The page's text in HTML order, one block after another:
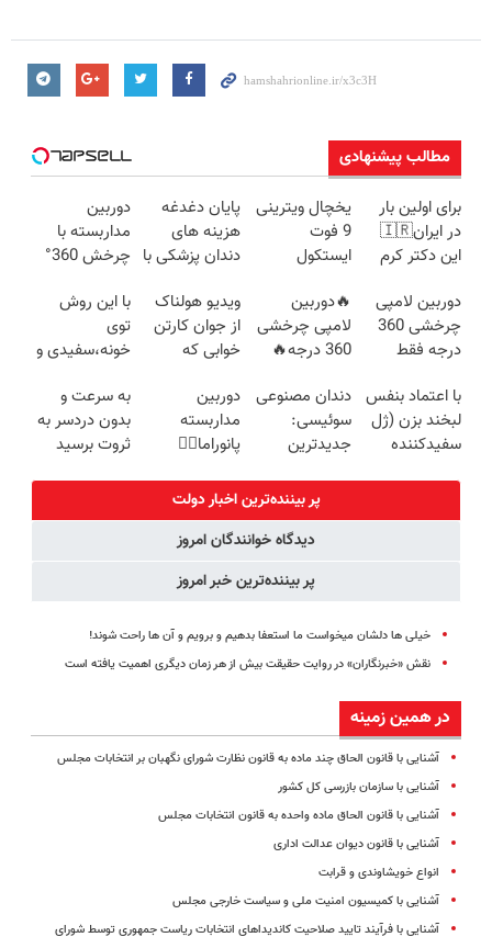
مطالب پیشنهادی
برای اولین بار
در ایران🇮🇷
این دکتر کرم
روزه ساخت!
یخچال ویترینی
9 فوت
ایستکول
پایان دغدغه
هزینه های
دندان پزشکی با
کننده خانگی
دوربین
مداربسته با
چرخش 360°
(ضمانت
تعویض +
پرداخت درب
دوربین لامپی
چرخشی 360
درجه فقط
🔥 پرداخت
درب منزل
🔥دوربین
لامپی چرخشی
360 درجه🔥
منزل + گارانتی
تعویض
ویدیو هولناک
از جوان کارتن
خوابی که
آموزش رایگان
با این روش
توی
خونه،سفیدی و
برگردون
(40%off)
با اعتماد بنفس
لبخند بزن (ژل
سفیدکننده
دندان مصنوعی
سوئیسی:
جدیدترین
سبک و مقاوم |
پرداخت قسطی
دوربین
مداربسته
پانوراما👈🏻
360°و سازگار با
اندروید و ios
به سرعت و
بدون دردسر به
ثروت برسید
پولسازی)
پر بیننده‌ترین اخبار دولت
دیدگاه خوانندگان امروز
پر بیننده‌ترین خبر امروز
خیلی ها دلشان میخواست ما استعفا بدهیم و برویم و آن ها راحت شوند!
نقش «خبرنگاران» در روایت حقیقت بیش از هر زمان دیگری اهمیت یافته است
در همین زمینه
آشنایی با قانون الحاق چند ماده به قانون نظارت شورای نگهبان بر انتخابات مجلس
آشنایی با سازمان بازرسی کل کشور
آشنایی با قانون الحاق ماده واحده به قانون انتخابات مجلس
آشنایی با قانون دیوان عدالت اداری
انواع خویشاوندی و قرابت
آشنایی با کمیسیون امنیت ملی و سیاست خارجی مجلس
آشنایی با فرآیند تایید صلاحیت کاندیداهای انتخابات ریاست جمهوری توسط شورای